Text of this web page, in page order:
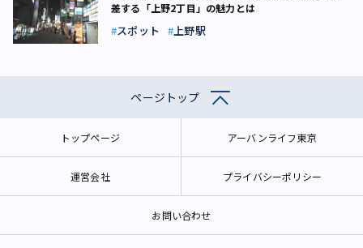
差する「上野2丁目」の魅力とは
スポット 上野駅
ページトップ
トップページ アーバンライフ東京
運営会社 プライバシーポリシー
お問い合わせ